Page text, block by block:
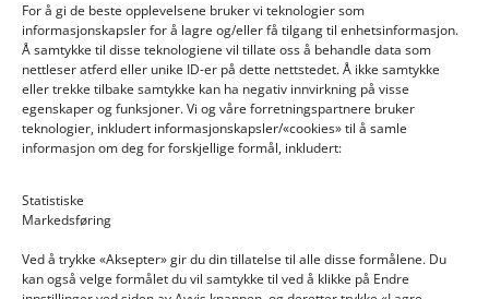
For å gi de beste opplevelsene bruker vi teknologier som
informasjonskapsler for å lagre og/eller få tilgang til enhetsinformasjon.
Å samtykke til disse teknologiene vil tillate oss å behandle data som
nettleser atferd eller unike ID-er på dette nettstedet. Å ikke samtykke
eller trekke tilbake samtykke kan ha negativ innvirkning på visse
egenskaper og funksjoner. Vi og våre forretningspartnere bruker
teknologier, inkludert informasjonskapsler/«cookies» til å samle
informasjon om deg for forskjellige formål, inkludert:
Statistiske
Markedsføring
Ved å trykke «Aksepter» gir du din tillatelse til alle disse formålene. Du
kan også velge formålet du vil samtykke til ved å klikke på Endre